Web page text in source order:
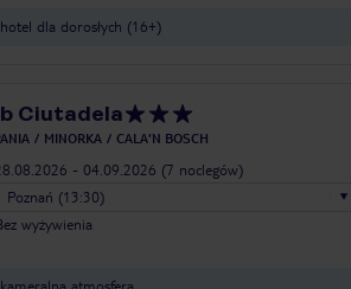
hotel dla dorosłych (16+)
Ciutadela
MINORKA CALA'N BOSCH
- 04.09.2026 (7 noclegów)
Poznań (13:30)
wyżywienia
kameralna atmosfera